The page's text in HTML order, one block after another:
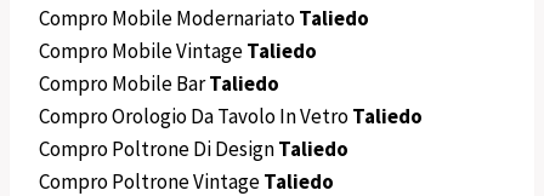
Compro Mobile ModernariatoTaliedo
Compro Mobile VintageTaliedo
Compro Mobile BarTaliedo
Compro Orologio Da Tavolo In VetroTaliedo
Compro Poltrone Di DesignTaliedo
Compro Poltrone VintageTaliedo